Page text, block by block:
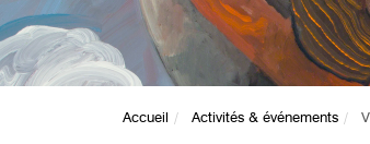
Accueil Activités & événements